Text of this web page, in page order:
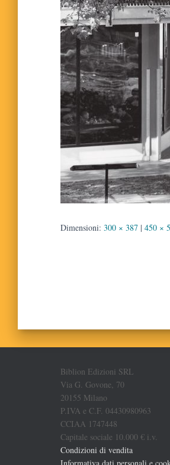
Dimensioni: 300 × 387 | 450 ×
Biblion Edizioni SRL
Via G. Govone, 70
20155 Milano
P.IVA e C.F. 04430980963
CCIAA 1747448
Capitale sociale 10.000 € i.v.
Condizioni di vendita